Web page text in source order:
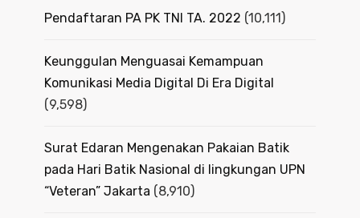
Pendaftaran PA PK TNI TA. 2022 (10,111)
Keunggulan Menguasai Kemampuan
Komunikasi Media Digital Di Era Digital
(9,598)
Surat Edaran Mengenakan Pakaian Batik
pada Hari Batik Nasional di lingkungan UPN
“Veteran” Jakarta (8,910)